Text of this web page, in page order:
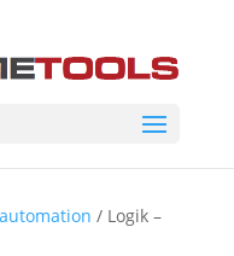
/ Logik –